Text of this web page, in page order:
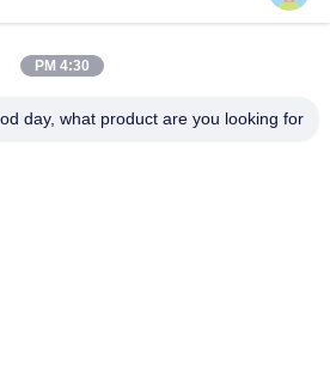
4:30 PM
day, what product are you looking for?